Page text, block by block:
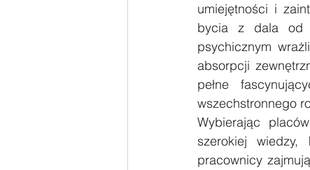
umiejętności i
bycia z dala od
psychicznym
absorpcji
pełne
wszechstronnego
Wybierając
szerokiej
pracownicy